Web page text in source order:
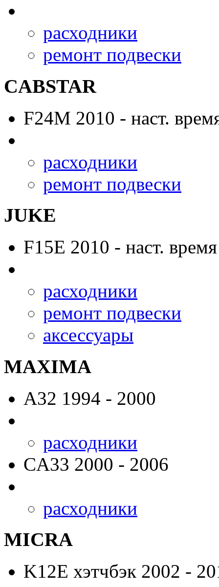
расходники
ремонт подвески
CABSTAR
F24M 2010 - наст.
расходники
ремонт подвески
JUKE
F15E 2010 - наст. время
расходники
ремонт подвески
аксессуары
MAXIMA
A32 1994 - 2000
расходники
CA33 2000 - 2006
расходники
MICRA
K12E хэтчбэк 2002 -